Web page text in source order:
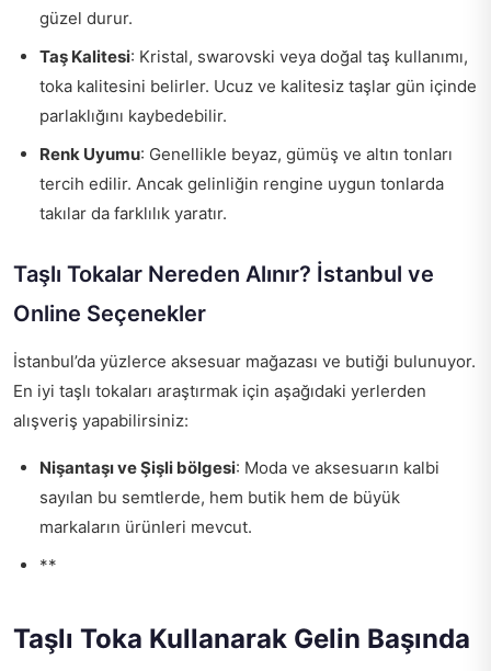
güzel durur.
Taş Kalitesi: Kristal, swarovski veya doğal taş kullanımı,
toka kalitesini belirler. Ucuz ve kalitesiz taşlar gün içinde
parlaklığını kaybedebilir.
Renk Uyumu: Genellikle beyaz, gümüş ve altın tonları
tercih edilir. Ancak gelinliğin rengine uygun tonlarda
takılar da farklılık yaratır.
Taşlı Tokalar Nereden Alınır? İstanbul ve
Online Seçenekler
İstanbul’da yüzlerce aksesuar mağazası ve butiği bulunuyor.
En iyi taşlı tokaları araştırmak için aşağıdaki yerlerden
alışveriş yapabilirsiniz:
Nişantaşı ve Şişli bölgesi: Moda ve aksesuarın kalbi
sayılan bu semtlerde, hem butik hem de büyük
markaların ürünleri mevcut.
**
Taşlı Toka Kullanarak Gelin Başında